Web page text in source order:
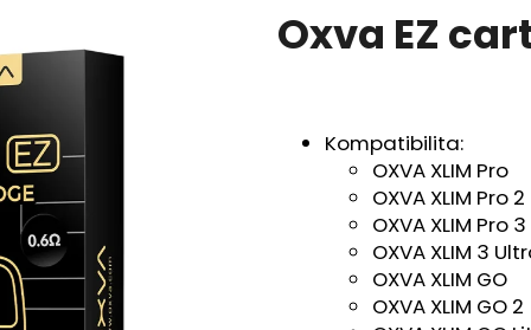
produktu
je
Oxva EZ
Kompatibilita:
OXVA XLIM Pro
OXVA XLIM Pro 2
OXVA XLIM Pro 3
OXVA XLIM 3
OXVA XLIM GO
OXVA XLIM GO 2
HLEDAT